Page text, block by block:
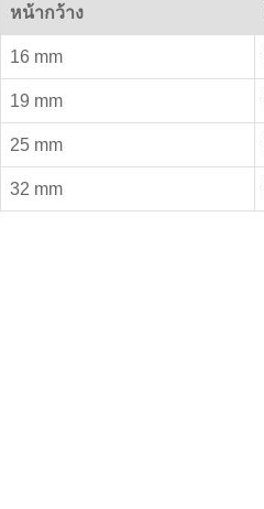
หน้ากว้าง
16 mm
19 mm
25 mm
32 mm